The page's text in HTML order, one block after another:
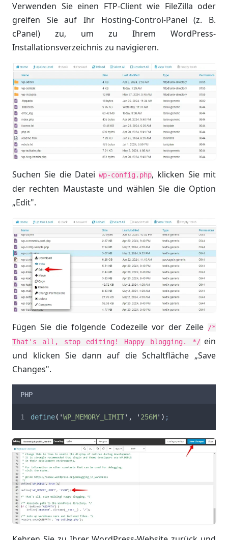
Verwenden Sie einen FTP-Client wie FileZilla oder
greifen Sie auf Ihr Hosting-Control-Panel (z. B.
cPanel) zu, um zu Ihrem WordPress-
Installationsverzeichnis zu navigieren.
Suchen Sie die Dateiwp-config.php, klicken Sie mit
der rechten Maustaste und wählen Sie die Option
„Edit".
Fügen Sie die folgende Codezeile vor der Zeile
/*
That's all, stop editing! Happy blogging. */ ein
und klicken Sie dann auf die Schaltfläche „Save
Changes".
PHP
define( 'WP_MEMORY_LIMIT' , ' 256M' ) ;